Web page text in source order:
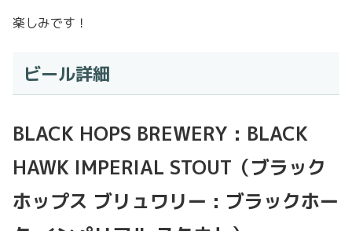
楽しみです！
ビール詳細
BLACK HOPS BREWERY : BLACK
HAWK IMPERIAL STOUT（ブラック
ホップス ブリュワリー : ブラックホー